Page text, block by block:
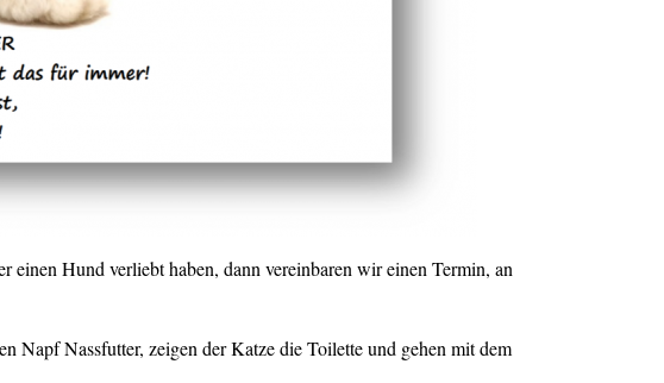
einen Hund verliebt haben, dann vereinbaren wir einen Termin, an
Napf Nassfutter, zeigen der Katze die Toilette und gehen mit dem